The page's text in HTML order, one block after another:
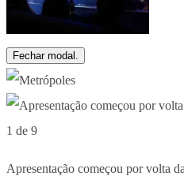
Fechar modal.
1 de 9
Apresentação começou por volta